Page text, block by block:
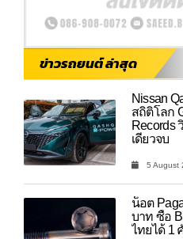
ข่าวรถยนต์ ล่าสุด
Nissan
สถิติโลก
Records
เดียวจบ
5 August
น็อต
บาท ซื้อ
ไทยได้ 1